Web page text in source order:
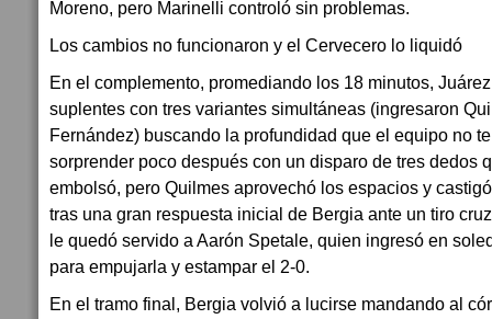
Moreno, pero Marinelli controló sin problemas.
Los cambios no funcionaron y el Cervecero lo liquidó
En el complemento, promediando los 18 minutos,
suplentes con tres variantes simultáneas (ingresaron
Fernández) buscando la profundidad que el equipo no
sorprender poco después con un disparo de tres dedos
embolsó, pero Quilmes aprovechó los espacios y
tras una gran respuesta inicial de Bergia ante un tiro
le quedó servido a Aarón Spetale, quien ingresó en
para empujarla y estampar el 2-0.
En el tramo final, Bergia volvió a lucirse mandando al